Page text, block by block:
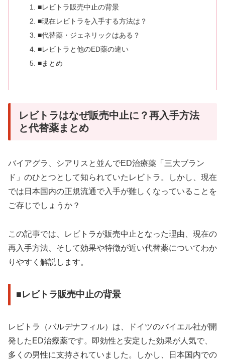
■レビトラ販売中止の背景
■現在レビトラを入手する方法は？
■代替薬・ジェネリックはある？
■レビトラと他のED薬の違い
■まとめ
レビトラはなぜ販売中止に？再入手方法
と代替薬まとめ
バイアグラ、シアリスと並んでED治療薬「三大ブラン
ド」のひとつとして知られていたレビトラ。しかし、現在
では日本国内の正規流通で入手が難しくなっていることを
ご存じでしょうか？
この記事では、レビトラが販売中止となった理由、現在の
再入手方法、そして効果や特徴が近い代替薬についてわか
りやすく解説します。
■レビトラ販売中止の背景
レビトラ（バルデナフィル）は、ドイツのバイエル社が開
発したED治療薬です。即効性と安定した効果が人気で、
多くの男性に支持されていました。しかし、日本国内での